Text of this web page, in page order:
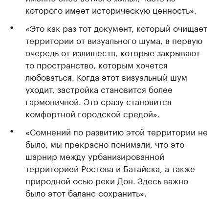
которого имеет историческую ценность».
«Это как раз тот документ, который очищает
территории от визуального шума, в первую
очередь от излишеств, которые закрывают
то пространство, которым хочется
любоваться. Когда этот визуальный шум
уходит, застройка становится более
гармоничной. Это сразу становится
комфортной городской средой».
«Сомнений по развитию этой территории не
было, мы прекрасно понимали, что это
шарнир между урбанизированной
территорией Ростова и Батайска, а также
природной осью реки Дон. Здесь важно
было этот баланс сохранить».